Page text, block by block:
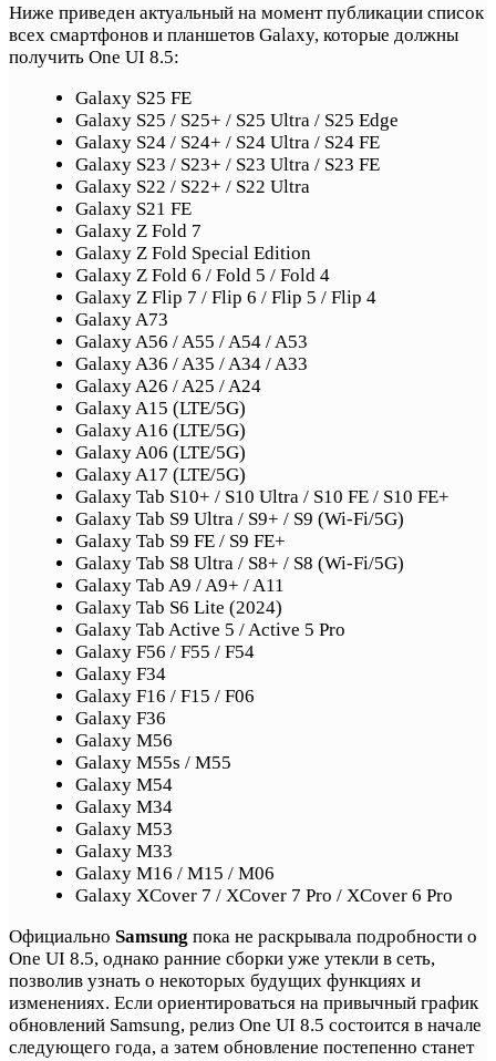
Ниже приведен актуальный на момент публикации список
всех смартфонов и планшетов Galaxy, которые должны
получить One UI 8.5:
Galaxy S25 FE
Galaxy S25 / S25+ / S25 Ultra / S25 Edge
Galaxy S24 / S24+ / S24 Ultra / S24 FE
Galaxy S23 / S23+ / S23 Ultra / S23 FE
Galaxy S22 / S22+ / S22 Ultra
Galaxy S21 FE
Galaxy Z Fold 7
Galaxy Z Fold Special Edition
Galaxy Z Fold 6 / Fold 5 / Fold 4
Galaxy Z Flip 7 / Flip 6 / Flip 5 / Flip 4
Galaxy A73
Galaxy A56 / A55 / A54 / A53
Galaxy A36 / A35 / A34 / A33
Galaxy A26 / A25 / A24
Galaxy A15 (LTE/5G)
Galaxy A16 (LTE/5G)
Galaxy A06 (LTE/5G)
Galaxy A17 (LTE/5G)
Galaxy Tab S10+ / S10 Ultra / S10 FE / S10 FE+
Galaxy Tab S9 Ultra / S9+ / S9 (Wi-Fi/5G)
Galaxy Tab S9 FE / S9 FE+
Galaxy Tab S8 Ultra / S8+ / S8 (Wi-Fi/5G)
Galaxy Tab A9 / A9+ / A11
Galaxy Tab S6 Lite (2024)
Galaxy Tab Active 5 / Active 5 Pro
Galaxy F56 / F55 / F54
Galaxy F34
Galaxy F16 / F15 / F06
Galaxy F36
Galaxy M56
Galaxy M55s / M55
Galaxy M54
Galaxy M34
Galaxy M53
Galaxy M33
Galaxy M16 / M15 / M06
Galaxy XCover 7 / XCover 7 Pro / XCover 6 Pro
Официально Samsung пока не раскрывала подробности о
One UI 8.5, однако ранние сборки уже утекли в сеть,
позволив узнать о некоторых будущих функциях и
изменениях. Если ориентироваться на привычный график
обновлений Samsung, релиз One UI 8.5 состоится в начале
следующего года, а затем обновление постепенно станет